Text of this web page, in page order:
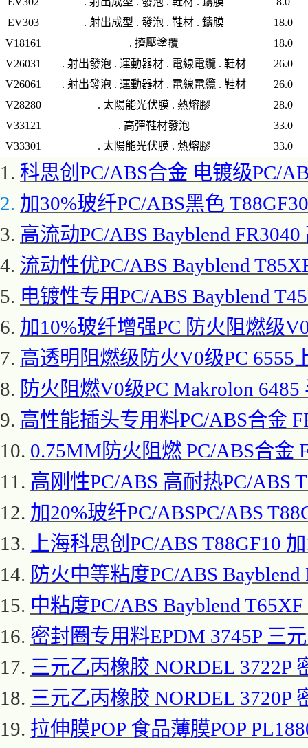
EV303
. 射出成型 . 發泡 . 鞋材 . 鑄膜
18.0
V18161
. 擠壓塗覆
18.0
V26031
. 射出發泡 . 運動器材 . 電線電纜 . 鞋材
26.0
V26061
. 射出發泡 . 運動器材 . 電線電纜 . 鞋材
26.0
V28280
. 太陽能光伏膜 . 熱熔膠
28.0
V33121
. 高彈鞋材發泡
33.0
V33301
. 太陽能光伏膜 . 熱熔膠 33.0
1. 科思创 PC/ABS合金 电镀级PC/
2. 加30%玻纤PC/ABS黑色
3. 高流动PC/ABS Bayblend
4. 流动性优PC/ABS Bayblend
5. 电镀性专用PC/ABS Bayblend
6. 加10%玻纤增强PC 防火阻燃级
7. 高透明阻燃级防火V0级PC 6555
8. 防火阻燃V0级PC Makrolon
9. 高性能插头专用料PC/ABS合金
10. 0.75MM防火阻燃 PC/ABS合金
11. 高刚性PC/ABS 高耐热PC/ABS
12. 加20%玻纤PC/ABSPC/ABS
13.
上海科思创 PC/ABS T88GF10
14. 防火中等粘度PC/ABS
15. 中粘度PC/ABS Bayblend
16. 密封圈专用料EPDM 3745P 三
17. 三元乙丙橡胶 NORDEL 3722P
18. 三元乙丙橡胶 NORDEL 3720P
19. 拉伸膜POP 食品薄膜POP